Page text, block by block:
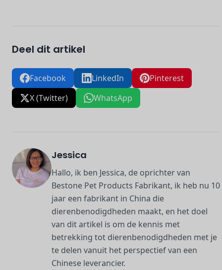
Deel dit artikel
Facebook LinkedIn
Pinterest
X (Twitter)
WhatsApp
Jessica
Hallo, ik ben Jessica, de oprichter van
Bestone Pet Products Fabrikant, ik heb nu 10
jaar een fabrikant in China die
dierenbenodigdheden maakt, en het doel
van dit artikel is om de kennis met
betrekking tot dierenbenodigdheden met je
te delen vanuit het perspectief van een
Chinese leverancier.